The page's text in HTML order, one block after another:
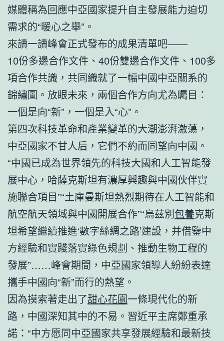
媒體稱為回應中亞國家提升自主發展能力迫切
需求的“暖心之舉”。
來讀一讀峰會正式發布的成果清單吧——
10份多邊合作文件、40份雙邊合作文件、100多
項合作共識，共同織就了一幅中國中亞關系的
錦繡圖。放眼未來，兩個合作方向尤為矚目：
一個是向“新”，一個是入“心”。
第四次科技革命和產業變革的大潮澎湃激蕩，
中亞國家不甘人后，它們不約而同望向中國。
“中國已成為世界領先的科技大國和人工智能發
展中心，哈薩克斯坦有濃厚興趣與中國伙伴實
施聯合項目”“土庫曼斯坦熱烈期待在人工智能和
航空航天領域與中國開展合作”“烏茲別包養克斯
坦希望繼續推進‘數字絲綢之路’建設，并借鑒中
方經驗和實踐落實綠色規劃、推動生物工程的
發展”……峰會期間，中亞國家領導人紛紛表達
攜手中國向“新”而行的熱望。
因為摸索著走出了甜心花園一條現代化的新
路，中國深知其中的不易。習近平主席鄭重承
諾：“中方愿同中亞國家共享發展經驗和最新技